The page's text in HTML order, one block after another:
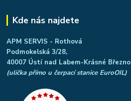
Kde nás najdete
APM SERVIS - Rothová
Podmokelská 3/28,
40007 Ústí nad Labem-Krásné Březno
(ulička přímo u čerpací stanice EuroOIL)